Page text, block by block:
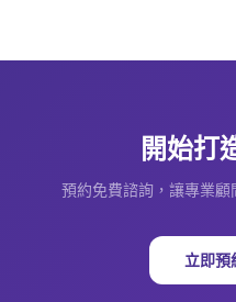
開始打
預約免費諮詢，讓專業
立即預